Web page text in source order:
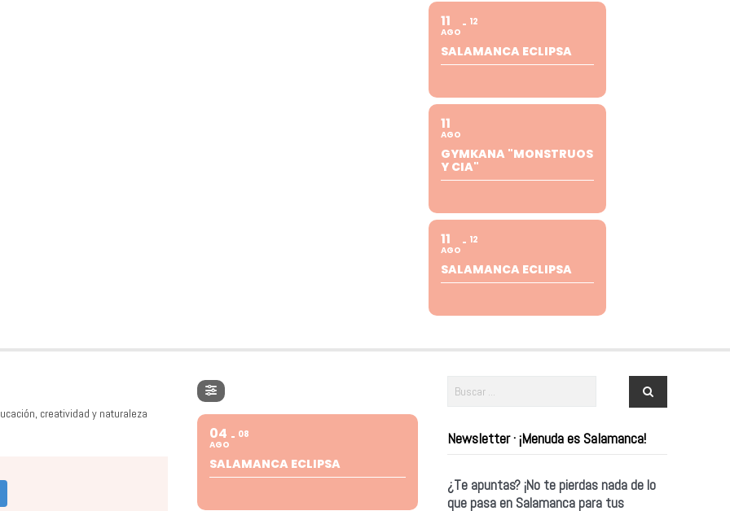
11
AGO
12
SALAMANCA ECLIPSA
11
AGO
GYMKANA "MONSTRUOS
Y CIA"
11
AGO
12
SALAMANCA ECLIPSA
creatividad y naturaleza
04
AGO
08
SALAMANCA ECLIPSA
Newsletter · ¡Menuda es Salamanca!
¿Te apuntas? ¡No te pierdas nada de lo
que pasa en Salamanca para tus